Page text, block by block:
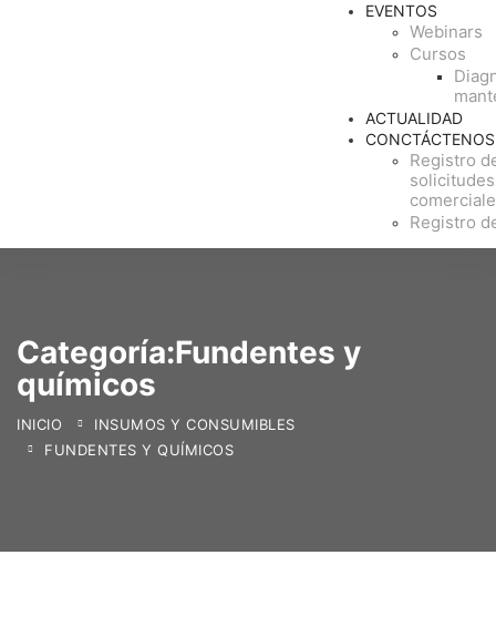
EVENTOS
Webinars
Cursos
ACTUALIDAD
CONCTÁCTENOS
Registro
solicitudes
Registro
Categoría:Fundentes y
químicos
INICIO
INSUMOS Y CONSUMIBLES
FUNDENTES Y QUÍMICOS